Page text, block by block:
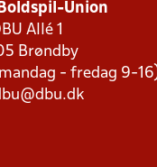
Union
Allé 1
Brøndby
- fredag 9-